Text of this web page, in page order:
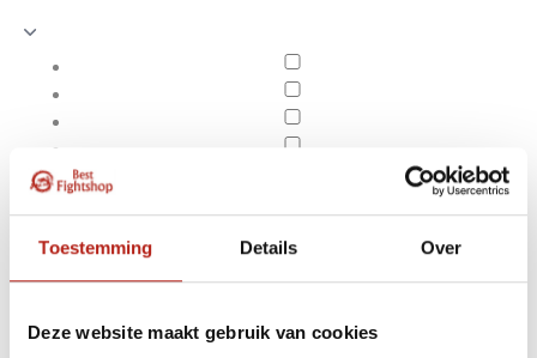
Toestemming Details Over
Deze website maakt gebruik van cookies